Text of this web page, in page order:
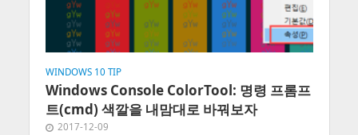
WINDOWS 10 TIP
Windows Console ColorTool: 명령 프롬프
트(cmd) 색깔을 내맘대로 바꿔보자
2017-12-09